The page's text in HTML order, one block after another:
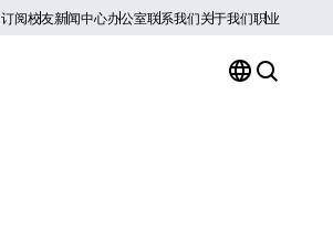
订阅校友新闻中心办公室联系我们关于我们职业